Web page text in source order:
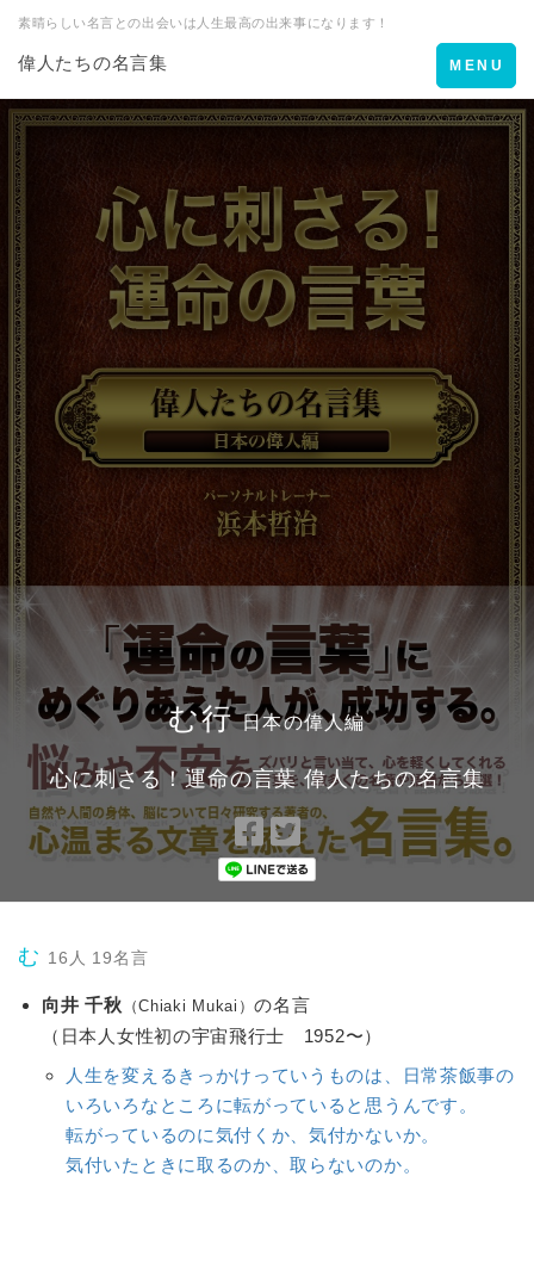
素晴らしい名言との出会いは人生最高の出来事になります！
偉人たちの名言集
Toggle
navigation
MENU
む行日本の偉人編
心に刺さる！運命の言葉 偉人たちの名言集
Facebook
で
シ
Twitter
で
シ
む 16人 19名言
向井 千秋 （Chiaki Mukai）の名言
（日本人女性初の宇宙飛行士 1952〜）
人生を変えるきっかけっていうものは、日常茶飯事の
いろいろなところに転がっていると思うんです。
転がっているのに気付くか、気付かないか。
気付いたときに取るのか、取らないのか。